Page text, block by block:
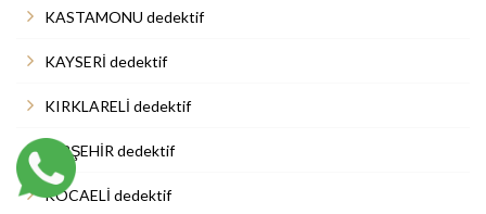
KASTAMONU dedektif
KAYSERİ dedektif
KIRKLARELİ dedektif
KIRŞEHİR dedektif
KOCAELİ dedektif